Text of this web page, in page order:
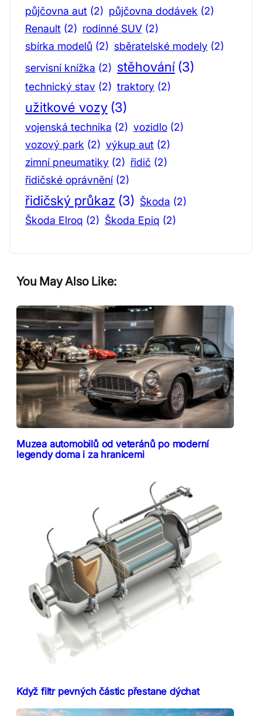
půjčovna aut (2) půjčovna dodávek (2)
Renault (2) rodinné SUV (2)
sbírka modelů (2) sběratelské modely (2)
servisní knížka (2) stěhování (3)
technický stav (2) traktory (2)
užitkové vozy (3)
vojenská technika (2) vozidlo (2)
vozový park (2) výkup aut (2)
zimní pneumatiky (2) řidič (2)
řidičské oprávnění (2)
řidičský průkaz (3) Škoda (2)
Škoda Elroq (2) Škoda Epiq (2)
You May Also Like:
Muzea automobilů od veteránů po moderní
legendy doma i za hranicemi
Když filtr pevných částic přestane dýchat